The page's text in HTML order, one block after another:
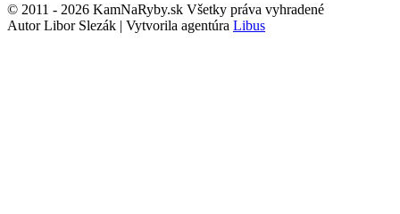
© 2011 - 2026 KamNaRyby.sk Všetky práva vyhradené
Autor Libor Slezák | Vytvorila agentúra Libus